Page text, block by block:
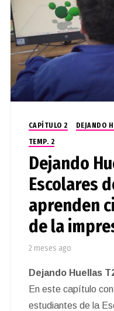
CAPÍTULO 2 DEJANDO
TEMP. 2
Dejando
Escolares
aprenden
de la
2 meses ago
Dejando Huellas
En este capítulo
estudiantes de la